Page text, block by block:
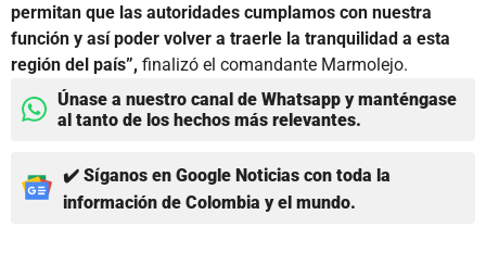
permitan que las autoridades cumplamos con nuestra
función y así poder volver a traerle la tranquilidad a esta
región del país”, finalizó el comandante Marmolejo.
Únase a nuestro canal de Whatsapp y manténgase
al tanto de los hechos más relevantes.
✔️ Síganos en Google Noticias con toda la
información de Colombia y el mundo.